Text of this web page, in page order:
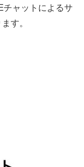
チャットによるサ
す。